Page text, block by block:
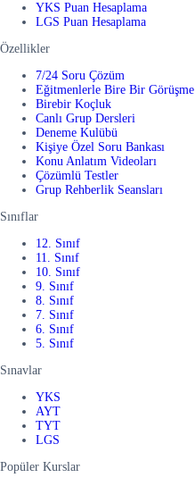
YKS Puan Hesaplama
LGS Puan Hesaplama
Özellikler
7/24 Soru Çözüm
Eğitmenlerle Bire Bir Görüşme
Birebir Koçluk
Canlı Grup Dersleri
Deneme Kulübü
Kişiye Özel Soru Bankası
Konu Anlatım Videoları
Çözümlü Testler
Grup Rehberlik Seansları
Sınıflar
12. Sınıf
11. Sınıf
10. Sınıf
9. Sınıf
8. Sınıf
7. Sınıf
6. Sınıf
5. Sınıf
Sınavlar
YKS
AYT
TYT
LGS
Popüler Kurslar